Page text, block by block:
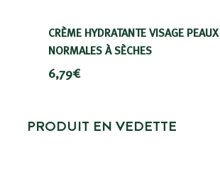
CRÈME HYDRATANTE VISAGE PEAUX
NORMALES À SÈCHES
6,79€6,79€
PRODUIT EN VEDETTE